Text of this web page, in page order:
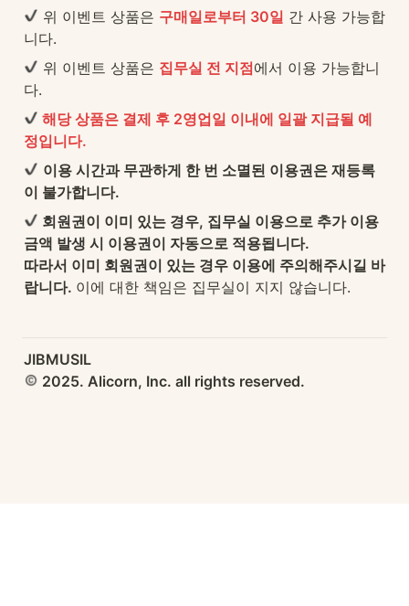
위 이벤트 상품은 구매일로부터 30일 간 사용 가능합
니다.
위 이벤트 상품은 집무실 전 지점에서 이용 가능합니
다.
해당 상품은 결제 후 2영업일 이내에 일괄 지급될 예
정입니다.
이용 시간과 무관하게 한 번 소멸된 이용권은 재등록
이 불가합니다.
회원권이 이미 있는 경우, 집무실 이용으로 추가 이용
금액 발생 시 이용권이 자동으로 적용됩니다.
따라서 이미 회원권이 있는 경우 이용에 주의해주시길 바
랍니다. 이에 대한 책임은 집무실이 지지 않습니다.
2025. Alicorn, Inc. all rights reserved.